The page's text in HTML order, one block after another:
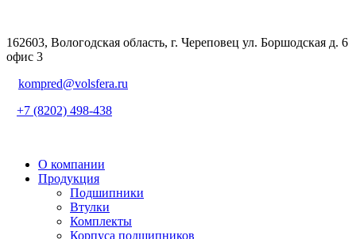
162603, Вологодская область, г. Череповец ул. Боршодская д. 6
офис 3
kompred@volsfera.ru
+7 (8202) 498-438
О компании
Продукция
Подшипники
Втулки
Комплекты
Корпуса подшипников